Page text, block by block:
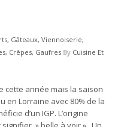
Gâteaux, Viennoiserie,
Crêpes, Gaufres By Cuisine Et
cette année mais la saison
en Lorraine avec 80% de la
d’un IGP. L’origine